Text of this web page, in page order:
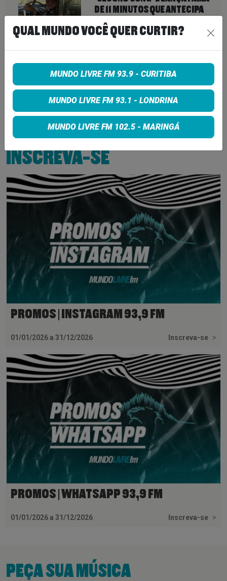
DE 11 MINUTOS QUE ANTECIPA
NOVA FASE COM OS CHROME
HEARTS
KORN, LIMP BIZKIT E SMASHING
PUMPKINS, MORRE AOS 69 ANOS
7 de agosto de 2026
INSCREVA-SE
PROMOS | INSTAGRAM 93,9 FM
01/01/2026 a 31/12/2026 Inscreva-se >
PROMOS | WHATSAPP 93,9 FM
01/01/2026 a 31/12/2026 Inscreva-se >
PEÇA SUA MÚSICA
QUAL MUNDO VOCÊ QUER CURTIR?
MUNDO LIVRE FM 93.9 - CURITIBA
MUNDO LIVRE FM 93.1 - LONDRINA
MUNDO LIVRE FM 102.5 - MARINGÁ